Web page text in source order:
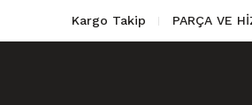
Kargo Takip PARÇA VE